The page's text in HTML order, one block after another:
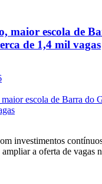
maior escola de
de 1,4 mil vagas
investimentos
a oferta de vagas